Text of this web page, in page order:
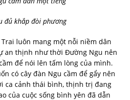
đủ khắp đòi phương
luôn mang một nỗi niềm dân
an thịnh như thời Đường Ngu nên
để nói lên tấm lòng của mình.
có cây đàn Ngu cầm để gẩy nên
ca cảnh thái bình, thịnh trị đang
của cuộc sống bình yên đã dẫn